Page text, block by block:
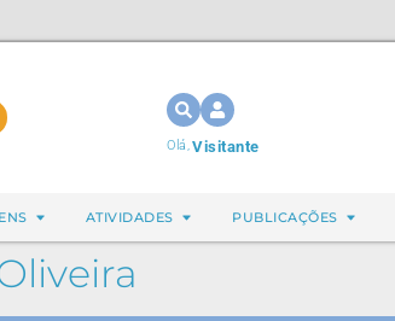
Olá,Visitante
ATIVIDADES PUBLICAÇÕES